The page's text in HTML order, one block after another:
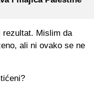
Mislim da
ali ni ovako se ne